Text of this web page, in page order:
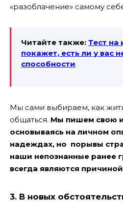
«разоблачение» самому
Читайте также: Тест на
покажет, есть ли у вас
способности
Мы сами выбираем, как
общаться. Мы пишем свою
основываясь на личном
надеждах, но порывы
наши непознанные ранее
всегда являются
3. В новых